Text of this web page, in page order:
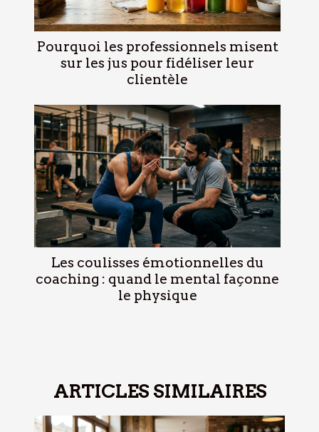
Pourquoi les professionnels misent
sur les jus pour fidéliser leur
clientèle
Les coulisses émotionnelles du
coaching : quand le mental façonne
le physique
ARTICLES SIMILAIRES